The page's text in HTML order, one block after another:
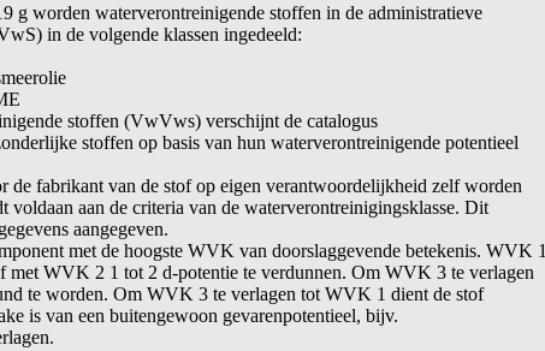
g worden waterverontreinigende stoffen in de administratieve
in de volgende klassen ingedeeld:
stoffen (VwVws) verschijnt de catalogus
stoffen op basis van hun waterverontreinigende potentieel
de fabrikant van de stof op eigen verantwoordelijkheid zelf worden
voldaan aan de criteria van de waterverontreinigingsklasse. Dit
aangegeven.
met de hoogste WVK van doorslaggevende betekenis. WVK 1
met WVK 2 1 tot 2 d-potentie te verdunnen. Om WVK 3 te verlagen
te worden. Om WVK 3 te verlagen tot WVK 1 dient de stof
is van een buitengewoon gevarenpotentieel, bijv.